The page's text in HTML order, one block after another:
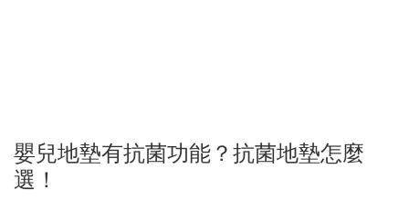
嬰兒地墊有抗菌功能？抗菌地墊怎麼
選！